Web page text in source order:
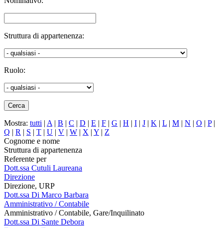
Struttura di appartenenza:
Ruolo:
Mostra: tutti | A | B | C | D | E | F | G | H | I | J | K | L | M | N | O | P|
Q | R | S | T | U | V | W | X | Y | Z
Cognome e nome
Struttura di appartenenza
Referente per
Dott.ssa Cutuli Laureana
Direzione
Direzione, URP
Dott.ssa Di Marco Barbara
Amministrativo / Contabile
Amministrativo / Contabile, Gare/Inquilinato
Dott.ssa Di Sante Debora